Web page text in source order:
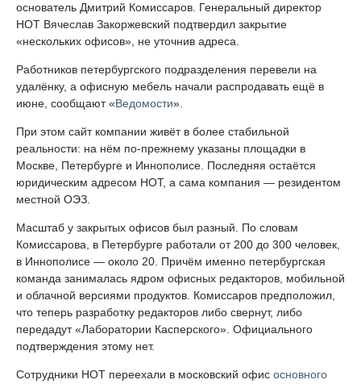
основатель Дмитрий Комиссаров. Генеральный директор
НОТ Вячеслав Закоржевский подтвердил закрытие
«нескольких офисов», не уточнив адреса.
Работников петербургского подразделения перевели на
удалёнку, а офисную мебель начали распродавать ещё в
июне, сообщают «Ведомости».
При этом сайт компании живёт в более стабильной
реальности: на нём по-прежнему указаны площадки в
Москве, Петербурге и Иннополисе. Последняя остаётся
юридическим адресом НОТ, а сама компания — резидентом
местной ОЭЗ.
Масштаб у закрытых офисов был разный. По словам
Комиссарова, в Петербурге работали от 200 до 300 человек,
в Иннополисе — около 20. Причём именно петербургская
команда занималась ядром офисных редакторов, мобильной
и облачной версиями продуктов. Комиссаров предположил,
что теперь разработку редакторов либо свернут, либо
передадут «Лаборатории Касперского». Официального
подтверждения этому нет.
Сотрудники НОТ переехали в московский офис основного